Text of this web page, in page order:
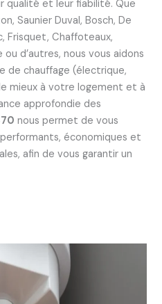
qualité et leur fiabilité. Que
Saunier Duval, Bosch, De
Frisquet, Chaffoteaux,
d’autres, nous vous aidons
de chauffage (électrique,
mieux à votre logement et à
approfondie des
nous permet de vous
économiques et
afin de vous garantir un